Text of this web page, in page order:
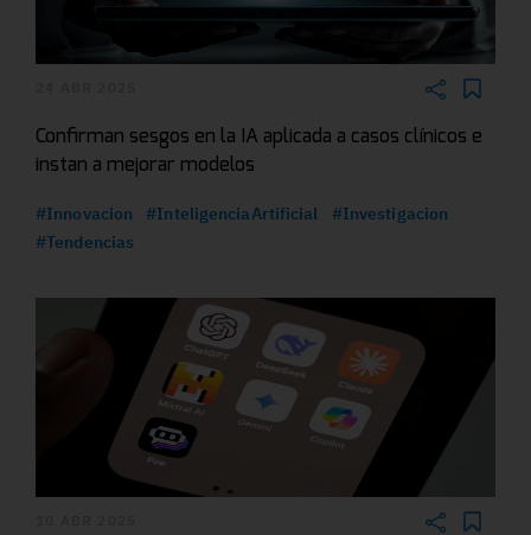
Confirman sesgos en la IA aplicada a casos clínicos e
instan a mejorar modelos
#Innovacion #InteligenciaArtificial
#Investigacion
#Tendencias